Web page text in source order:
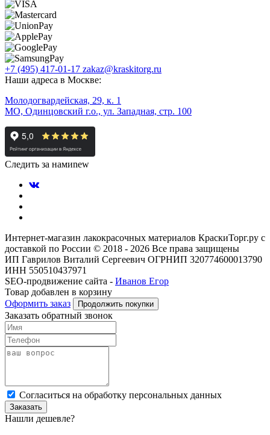
+7 (495) 417-01-17 zakaz@kraskitorg.ru
Наши адреса в Москве:
Молодогвардейская, 29, к. 1
МО, Одинцовский г.о., ул. Западная, стр. 100
Следить за намиnew
Интернет-магазин лакокрасочных материалов КраскиТорг.ру с
доставкой по России © 2018 - 2026 Все права защищены
ИП Гаврилов Виталий Сергеевич ОГРНИП 320774600013790
ИНН 550510437971
SEO-продвижение сайта - Иванов Егор
Товар добавлен в корзину
Оформить заказ
Продолжить покупки
Заказать обратный звонок
Cогласиться на обработку персональных данных
Заказать
Нашли дешевле?